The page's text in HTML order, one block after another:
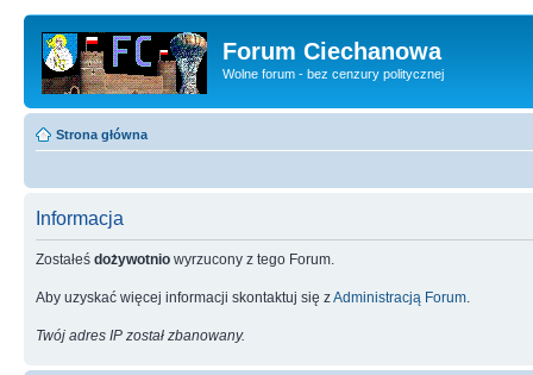
Forum Ciechanowa
Wolne forum - bez cenzury politycznej
Strona główna
Informacja
Zostałeś dożywotnio wyrzucony z tego Forum.
Aby uzyskać więcej informacji skontaktuj się zAdministracją Forum
Twój adres IP został zbanowany.